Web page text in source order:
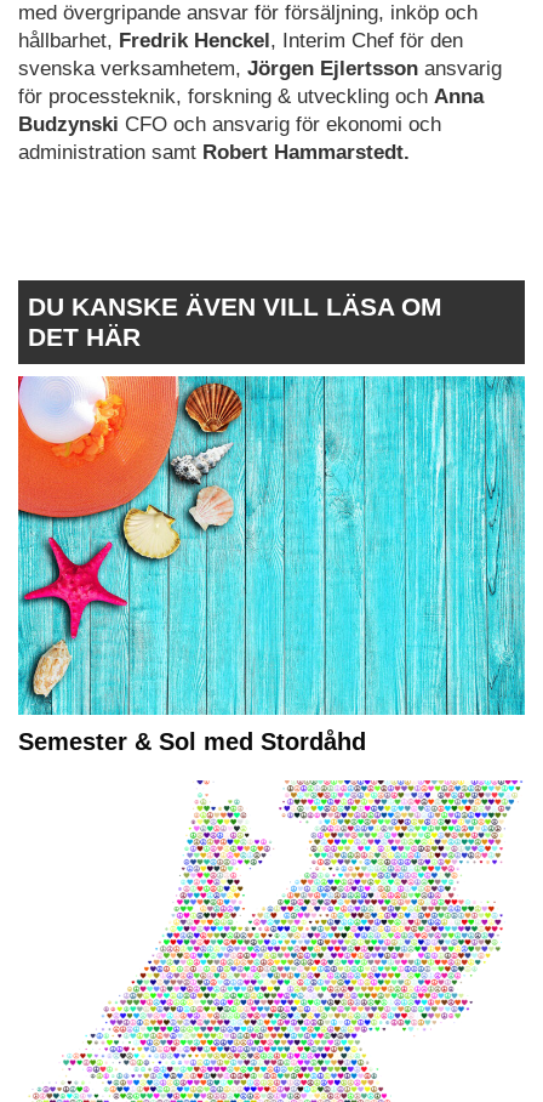
med övergripande ansvar för försäljning, inköp och
hållbarhet, Fredrik Henckel , Interim Chef för den
svenska verksamhetem, Jörgen Ejlertsson ansvarig
för processteknik, forskning & utveckling och Anna
Budzynski CFO och ansvarig för ekonomi och
administration samt Robert Hammarstedt.
DU KANSKE ÄVEN VILL LÄSA OM
DET HÄR
Semester & Sol med Stordåhd